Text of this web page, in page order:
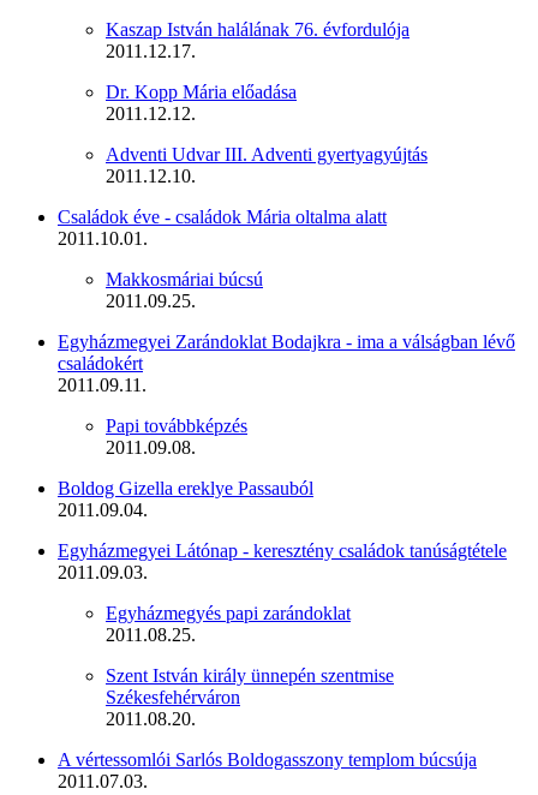
Kaszap István halálának 76. évfordulója
2011.12.17.
Dr. Kopp Mária előadása
2011.12.12.
Adventi Udvar III. Adventi gyertyagyújtás
2011.12.10.
Családok éve - családok Mária oltalma alatt
2011.10.01.
Makkosmáriai búcsú
2011.09.25.
Egyházmegyei Zarándoklat Bodajkra - ima a válságban lévő
családokért
2011.09.11.
Papi továbbképzés
2011.09.08.
Boldog Gizella ereklye Passauból
2011.09.04.
Egyházmegyei Látónap - keresztény családok tanúságtétele
2011.09.03.
Egyházmegyés papi zarándoklat
2011.08.25.
Szent István király ünnepén szentmise
Székesfehérváron
2011.08.20.
A vértessomlói Sarlós Boldogasszony templom búcsúja
2011.07.03.